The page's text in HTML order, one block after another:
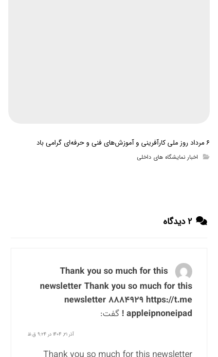
۶ مرداد روز ملی کارآفرینی و آموزش‌های فنی و حرفه‌ای گرامی باد
اخبار نمایشگاه های داخلی
۲ دیدگاه
Thank you so much for this
newsletter Thank you so much for this
newsletter ۸۸۸۴۹۲۹ https://t.me
appleipnoneipad ! گفت:
آذر ۲۱, ۱۴۰۴ در ۹:۲۴ ق.ظ